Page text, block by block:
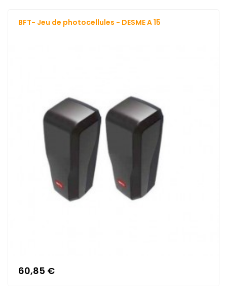
BFT- Jeu de photocellules - DESME A 15
60,85 €